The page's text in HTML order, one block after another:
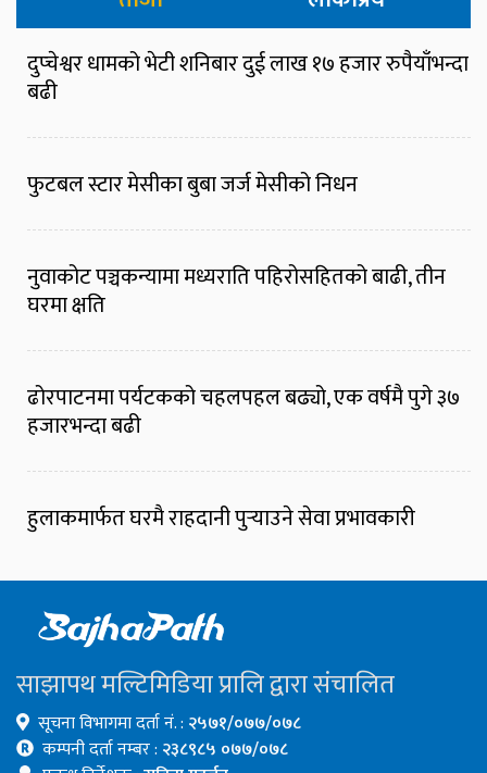
दुप्चेश्वर धामको भेटी शनिबार दुई लाख १७ हजार रुपैयाँभन्दा
बढी
फुटबल स्टार मेसीका बुबा जर्ज मेसीको निधन
नुवाकोट पञ्चकन्यामा मध्यराति पहिरोसहितको बाढी, तीन
घरमा क्षति
ढोरपाटनमा पर्यटकको चहलपहल बढ्यो, एक वर्षमै पुगे ३७
हजारभन्दा बढी
हुलाकमार्फत घरमै राहदानी पुर्‍याउने सेवा प्रभावकारी
साझापथ मल्टिमिडिया प्रालि द्वारा संचालित
सूचना विभागमा दर्ता नं. : २५७१/०७७/०७८
कम्पनी दर्ता नम्बर : २३८९८५ ०७७/०७८